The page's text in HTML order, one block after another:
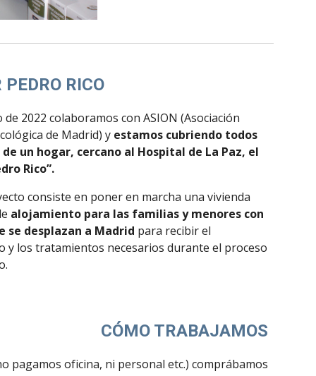
PEDRO RICO
de 2022 colaboramos con ASION (Asociación
de Madrid) y estamos cubriendo todos
un hogar, cercano al Hospital de La Paz, el
Rico”.
consiste en poner en marcha una vivienda
alojamiento para las familias y menores con
se desplazan a Madrid para recibir el
y los tratamientos necesarios durante el proceso
CÓMO TRABAJAMOS
pagamos oficina, ni personal etc.) comprábamos